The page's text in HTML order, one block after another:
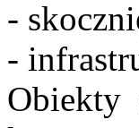
-
-
Obiekty